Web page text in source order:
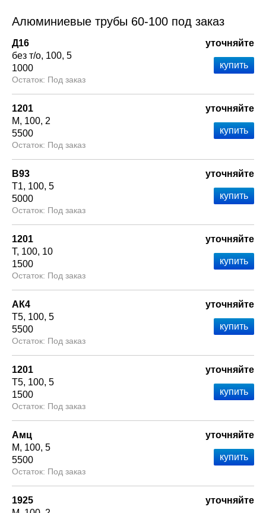
Алюминиевые трубы 60-100 под заказ
Д16
без т/о 100 5
1000
Под заказ
уточняйте
1201
М
100 2
5500
Под заказ
уточняйте
В93
Т1 100 5
5000
Под заказ
уточняйте
1201
Т 100 10
1500
Под заказ
уточняйте
АК4
Т5 100 5
5500
Под заказ
уточняйте
1201
Т5 100 5
1500
Под заказ
уточняйте
Амц
М
100 5
5500
Под заказ
уточняйте
1925
уточняйте